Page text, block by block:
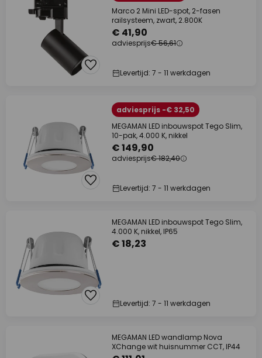
Marco 2 Mini LED-spot, 2-fasen
railsysteem, zwart, 2.800K
€ 41,90
adviesprijs€ 56,61
Levertijd: 7 - 11 werkdagen
adviesprijs -€ 32,50
MEGAMAN LED inbouwspot Tego Slim,
10-pak, 4.000 K, nikkel
€ 149,90
adviesprijs€ 182,40
Levertijd: 7 - 11 werkdagen
MEGAMAN LED inbouwspot Tego Slim,
4.000 K, nikkel, IP65
€ 18,23
Levertijd: 7 - 11 werkdagen
MEGAMAN LED wandlamp Nova
XChange wit huisnummer CCT, IP44